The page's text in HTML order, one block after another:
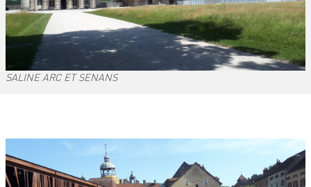
SALINE ARC ET SENANS